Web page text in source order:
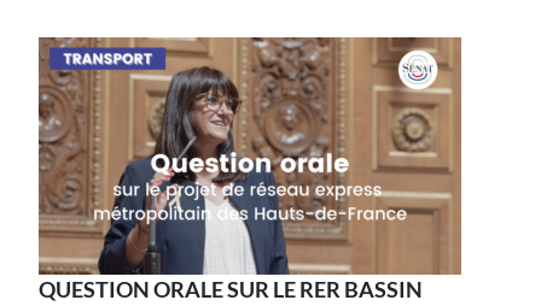
QUESTION ORALE SUR LE RER BASSIN